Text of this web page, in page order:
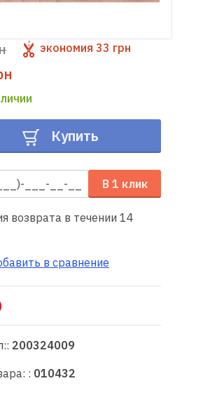
экономия 33 грн
Купить
В 1 клик
возврата в течении 14
в сравнение
200324009
: 010432